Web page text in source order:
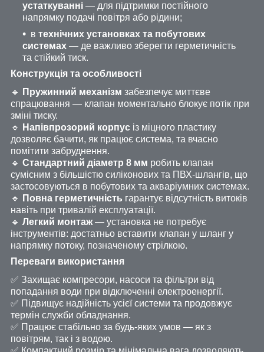
устаткуванні — для підтримки постійного
напрямку подачі повітря або рідини;
в технічних установках та побутових
системах — де важливо зберегти герметичність
та стійкий тиск.
Конструкція та особливості
🔹
Пружинний механізм забезпечує миттєве
спрацювання — клапан моментально блокує потік при
зміні тиску.
🔹
Напівпрозорий корпус із міцного пластику
дозволяє бачити, як працює система, та вчасно
помітити забруднення.
🔹 Стандартний діаметр 8 мм робить клапан
сумісним з більшістю силіконових та ПВХ-шлангів, що
застосовуються в побутових та акваріумних системах.
🔹
Повна герметичність гарантує відсутність витоків
навіть при тривалій експлуатації.
🔹 Легкий монтаж — установка не потребує
інструментів: достатньо вставити клапан у шланг у
напрямку потоку, позначеному стрілкою.
Переваги використання
✅ Захищає компресори, насоси та фільтри від
попадання води при відключенні електроенергії.
✅ Підвищує надійність усієї системи та продовжує
термін служби обладнання.
✅ Працює стабільно за будь-яких умов — як з
повітрям, так і з водою.